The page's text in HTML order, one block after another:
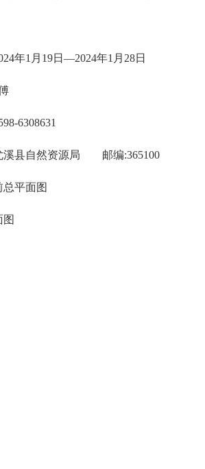
年1月19日—2024年1月28日
6308631
县自然资源局 邮编:365100
平面图